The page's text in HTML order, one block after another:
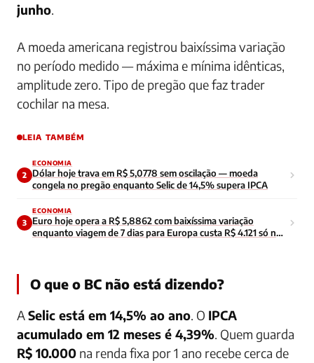
junho.
A moeda americana registrou baixíssima variação
no período medido — máxima e mínima idênticas,
amplitude zero. Tipo de pregão que faz trader
cochilar na mesa.
LEIA TAMBÉM
2
ECONOMIA
Dólar hoje trava em R$ 5,0778 sem oscilação — moeda
congela no pregão enquanto Selic de 14,5% supera IPCA
3
ECONOMIA
Euro hoje opera a R$ 5,8862 com baixíssima variação
enquanto viagem de 7 dias para Europa custa R$ 4.121 só no
O que o BC não está dizendo?
ASelic está em 14,5% ao ano. O IPCA
acumulado em 12 meses é 4,39%. Quem guarda
R$ 10.000 na renda fixa por 1 ano recebe cerca de